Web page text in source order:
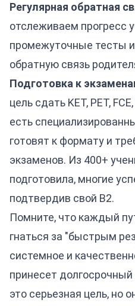
Регулярная обратная
отслеживаем прогресс
промежуточные тесты
обратную связь
Подготовка к
цель сдать KET, PET,
есть
готовят к формату и
экзаменов. Из 400+
подготовила, многие
подтвердив свой B2.
Помните, что каждый
гнаться за "быстрым
системное и
принесет
это серьезная цель, но